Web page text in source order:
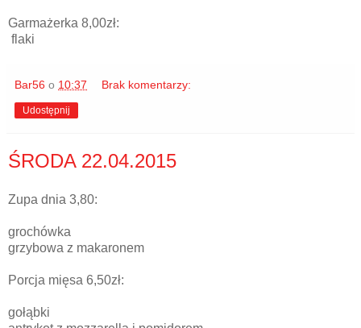
Garmażerka 8,00zł:
flaki
Bar56 o 10:37 Brak komentarzy:
Udostępnij
ŚRODA 22.04.2015
Zupa dnia 3,80:
grochówka
grzybowa z makaronem
Porcja mięsa 6,50zł:
gołąbki